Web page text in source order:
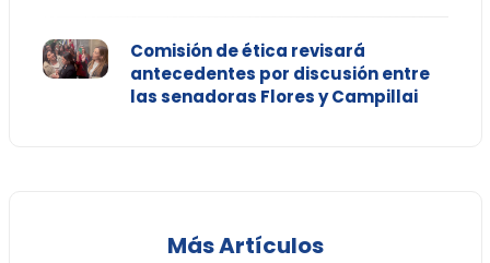
Comisión de ética revisará
antecedentes por discusión entre
las senadoras Flores y Campillai
Más Artículos